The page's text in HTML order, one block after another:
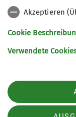
Artikel Archiv
67227 Frankenthal
Telefon +496233366157
Akzeptieren
Cookie
Verwendete